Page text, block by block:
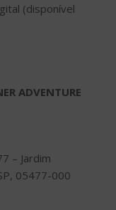
(disponível
ADVENTURE
– Jardim
05477-000